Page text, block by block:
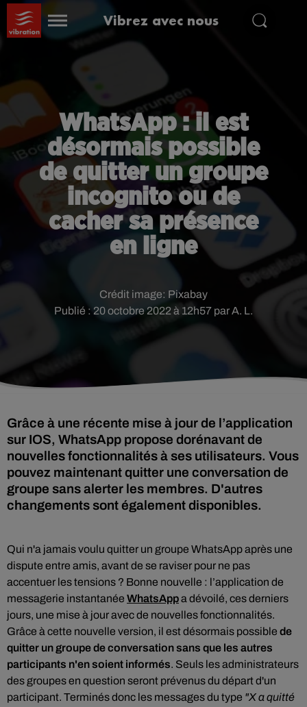
Vibrez avec nous
WhatsApp : il est
désormais possible
de quitter un groupe
incognito ou de
cacher sa présence
en ligne
Publié : 20 octobre 2022 à 12h57 par A. L.
Crédit image: Pixabay
Grâce à une récente mise à jour de l’application
sur IOS, WhatsApp propose dorénavant de
nouvelles fonctionnalités à ses utilisateurs. Vous
pouvez maintenant quitter une conversation de
groupe sans alerter les membres. D'autres
Qui n'a jamais voulu quitter un groupe WhatsApp après une
dispute entre amis, avant de se raviser pour ne pas
accentuer les tensions ? Bonne nouvelle : l’application de
messagerie instantanée WhatsAppa dévoilé, ces derniers
jours, une mise à jour avec de nouvelles fonctionnalités.
Grâce à cette nouvelle version, il est désormais possible de
quitter un groupe de conversation sans que les autres
participants n'en soient informés. Seuls les administrateurs
des groupes en question seront prévenus du départ d'un
participant. Terminés donc les messages du type "X a quitté